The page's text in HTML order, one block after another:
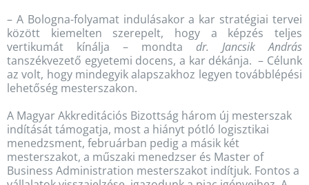
– A Bologna-folyamat indulásakor a kar stratégiai tervei
között kiemelten szerepelt, hogy a képzés teljes
vertikumát kínálja – mondta dr. Jancsik András
tanszékvezető egyetemi docens, a kar dékánja. – Célunk
az volt, hogy mindegyik alapszakhoz legyen továbblépési
lehetőség mesterszakon.
A Magyar Akkreditációs Bizottság három új mesterszak
indítását támogatja, most a hiányt pótló logisztikai
menedzsment, februárban pedig a másik két
mesterszakot, a műszaki menedzser és Master of
Business Administration mesterszakot indítjuk. Fontos a